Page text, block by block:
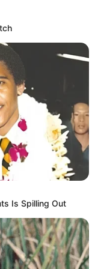
Is Spilling Out